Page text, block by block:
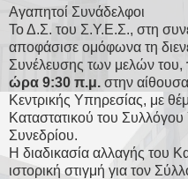
Αγαπητοί Συνάδελφοι
Το Δ.Σ. του Σ.Υ.Ε.Σ., στη
αποφάσισε ομόφωνα τη
Συνέλευσης των μελών του,
ώρα 9:30 π.μ. στην
Κεντρικής Υπηρεσίας, με
Καταστατικού του
Συνεδρίου.
Η διαδικασία αλλαγής του
ιστορική στιγμή για τον